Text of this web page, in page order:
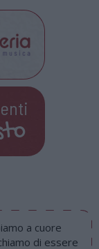
a cuore
di essere